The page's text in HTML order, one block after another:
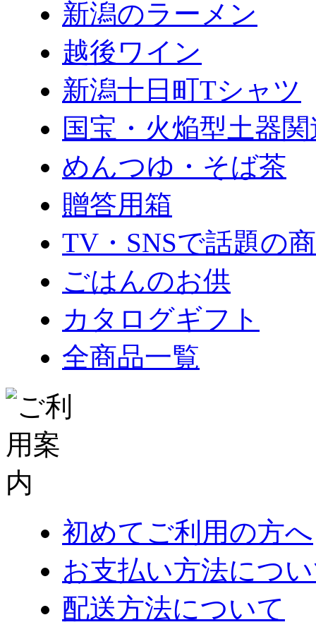
新潟のラーメン
越後ワイン
新潟十日町Tシャツ
国宝・火焔型土器
めんつゆ・そば茶
贈答用箱
TV・SNSで話題の
ごはんのお供
カタログギフト
全商品一覧
初めてご利用の方へ
お支払い方法につ
配送方法について